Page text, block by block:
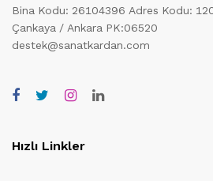
Bina Kodu: 26104396 Adres Kodu:
Çankaya / Ankara PK:06520
destek@sanatkardan.com
Hızlı Linkler